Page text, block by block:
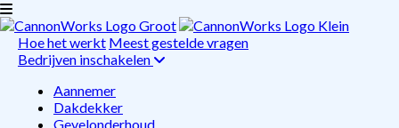
Hoe het werkt Meest gestelde vragen
Bedrijven inschakelen
Aannemer
Dakdekker
Gevelonderhoud